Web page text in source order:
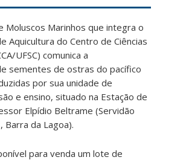
Moluscos Marinhos que integra o
Aquicultura do Centro de Ciências
UFSC) comunica a
sementes de ostras do pacífico
por sua unidade de
e ensino, situado na Estação de
Elpídio Beltrame (Servidão
Barra da Lagoa).
para venda um lote de